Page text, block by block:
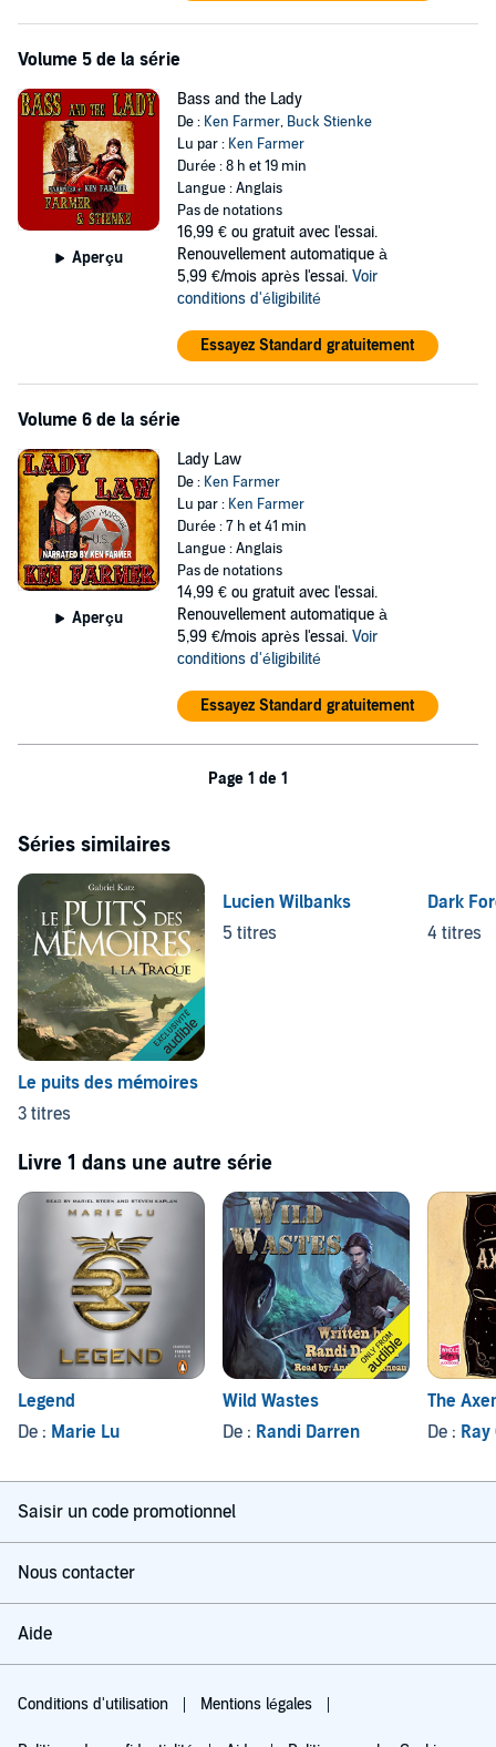
Volume 5 de la série
Aperçu
Bass and the Lady
De : Ken Farmer, Buck Stienke
Lu par : Ken Farmer
Durée : 8 h et 19 min
Langue : Anglais
Pas de notations
16,99 € ou gratuit avec l'essai.
Renouvellement automatique à
5,99 €/mois après l'essai. Voir
conditions d'éligibilité
Essayez Standard gratuitement
Volume 6 de la série
Aperçu
Lady Law
De : Ken Farmer
Lu par : Ken Farmer
Durée : 7 h et 41 min
Langue : Anglais
Pas de notations
14,99 € ou gratuit avec l'essai.
Renouvellement automatique à
5,99 €/mois après l'essai. Voir
conditions d'éligibilité
Essayez Standard gratuitement
Page 1 de 1
Séries similaires
Le puits des mémoires
3 titres
Lucien Wilbanks
5 titres
Dark
4 titres
Livre 1 dans une autre série
Legend
De : Marie Lu
Wild Wastes
De : Randi Darren
The
De :
Saisir un code promotionnel
Nous contacter
Aide
Conditions d'utilisation Mentions légales